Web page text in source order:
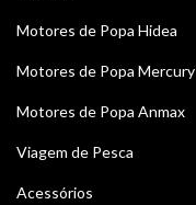
Motores de Popa Hidea
Motores de Popa Mercury
Motores de Popa Anmax
Viagem de Pesca
Acessórios